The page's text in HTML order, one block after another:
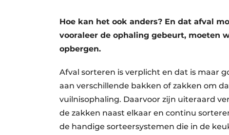
Hoe kan het ook anders? En dat afval
vooraleer de ophaling gebeurt, moeten
opbergen.
Afval sorteren is verplicht en dat is maar
aan verschillende bakken of zakken om
vuilnisophaling. Daarvoor zijn uiteraard
de zakken naast elkaar en continu
de handige sorteersystemen die in de